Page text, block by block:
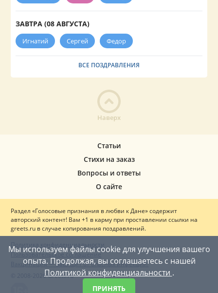
ЗАВТРА (08 АВГУСТА)
Игнатий Сергей Федор
ВСЕ ПОЗДРАВЛЕНИЯ
Наверх
Мы используем файлы cookie для улучшения вашего
опыта. Продолжая, вы соглашаетесь с нашей
Политикой конфиденциальности .
ПРИНЯТЬ
Статьи
Стихи на заказ
Вопросы и ответы
О сайте
Раздел «Голосовые признания в любви к Дане» содержит
авторский контент! Вам +1 в карму при проставлении ссылки на
greets.ru в случае копирования поздравлений.
Политика конфиденциальности
Пользовательское соглашение
Вакцинация — ваш щит от опасных инфекций!
© 2008-2026 Greets.ru